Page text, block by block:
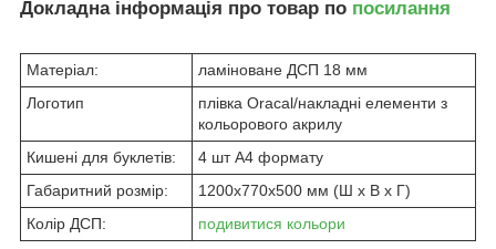
Докладна інформація про товар по посилання
Матеріал:
ламіноване ДСП 18 мм
Логотип
плівка Oracal/накладні елементи з
кольорового акрилу
Кишені для буклетів:
4 шт А4 формату
Габаритний розмір:
1200х770х500 мм (Ш х В х Г)
Колір ДСП:
подивитися кольори